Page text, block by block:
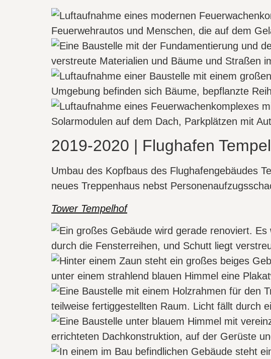
2019-2020 | Flughafen
Umbau des Kopfbaus des Flughafengebäudes
neues Treppenhaus nebst
Tower Tempelhof